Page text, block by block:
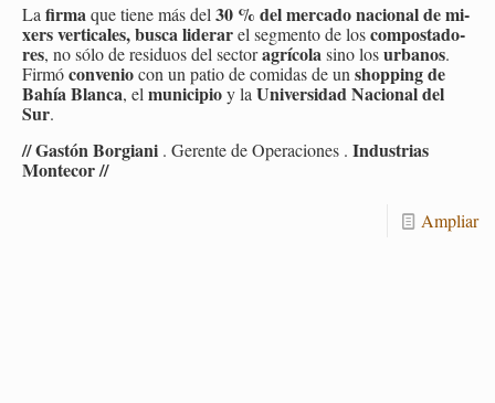
Lafirmaque tiene más del30 % del mer­ca­do na­cio­nal de mi­
xers ver­ti­ca­les, busca li­de­rarel seg­men­to de loscom­pos­ta­do­
res, no sólo de re­si­duos del sec­toragrí­co­lasino losur­ba­nos.
Firmócon­ve­niocon un patio de co­mi­das de unshop­ping de
Bahía Blan­ca, elmu­ni­ci­pioy laUni­ver­si­dad Na­cio­nal del
Sur.
// Gas­tón Bor­gia­ni . Ge­ren­te de Ope­ra­cio­nes . In­dus­trias
Mon­te­cor //
Am­pliar